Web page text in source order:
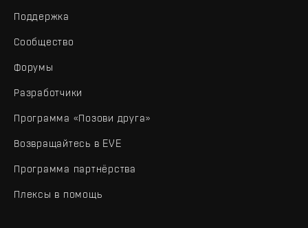
Поддержка
Сообщество
Форумы
Разработчики
Программа «Позови друга»
Возвращайтесь в EVE
Программа партнёрства
Плексы в помощь